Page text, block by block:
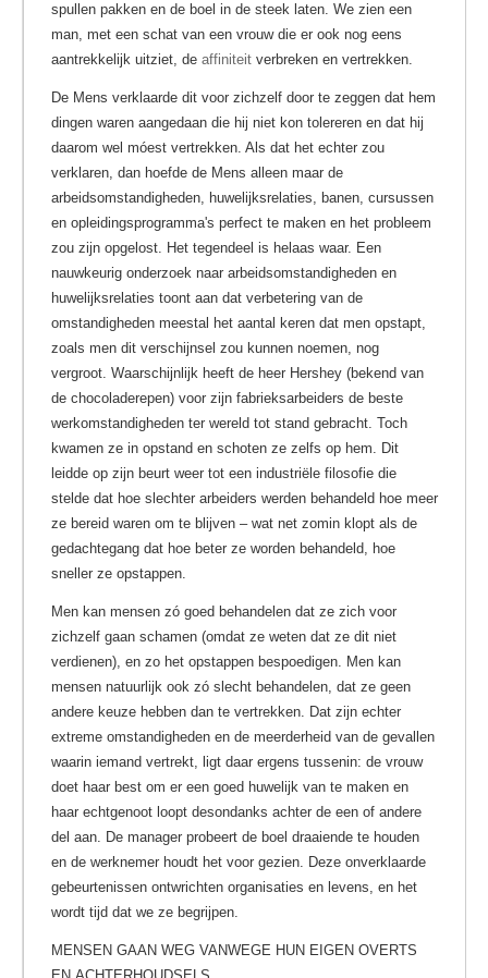
spullen pakken en de boel in de steek laten. We zien een
man, met een schat van een vrouw die er ook nog eens
aantrekkelijk uitziet, de affiniteit verbreken en vertrekken.
De Mens verklaarde dit voor zichzelf door te zeggen dat hem
dingen waren aangedaan die hij niet kon tolereren en dat hij
daarom wel móest vertrekken. Als dat het echter zou
verklaren, dan hoefde de Mens alleen maar de
arbeidsomstandigheden, huwelijksrelaties, banen, cursussen
en opleidingsprogramma's perfect te maken en het probleem
zou zijn opgelost. Het tegendeel is helaas waar. Een
nauwkeurig onderzoek naar arbeidsomstandigheden en
huwelijksrelaties toont aan dat verbetering van de
omstandigheden meestal het aantal keren dat men opstapt,
zoals men dit verschijnsel zou kunnen noemen, nog
vergroot. Waarschijnlijk heeft de heer Hershey (bekend van
de chocoladerepen) voor zijn fabrieksarbeiders de beste
werkomstandigheden ter wereld tot stand gebracht. Toch
kwamen ze in opstand en schoten ze zelfs op hem. Dit
leidde op zijn beurt weer tot een industriële filosofie die
stelde dat hoe slechter arbeiders werden behandeld hoe meer
ze bereid waren om te blijven – wat net zomin klopt als de
gedachtegang dat hoe beter ze worden behandeld, hoe
sneller ze opstappen.
Men kan mensen zó goed behandelen dat ze zich voor
zichzelf gaan schamen (omdat ze weten dat ze dit niet
verdienen), en zo het opstappen bespoedigen. Men kan
mensen natuurlijk ook zó slecht behandelen, dat ze geen
andere keuze hebben dan te vertrekken. Dat zijn echter
extreme omstandigheden en de meerderheid van de gevallen
waarin iemand vertrekt, ligt daar ergens tussenin: de vrouw
doet haar best om er een goed huwelijk van te maken en
haar echtgenoot loopt desondanks achter de een of andere
del aan. De manager probeert de boel draaiende te houden
en de werknemer houdt het voor gezien. Deze onverklaarde
gebeurtenissen ontwrichten organisaties en levens, en het
wordt tijd dat we ze begrijpen.
MENSEN GAAN WEG VANWEGE HUN EIGEN OVERTS